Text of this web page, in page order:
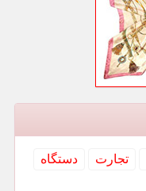
تجارت
دستگاه